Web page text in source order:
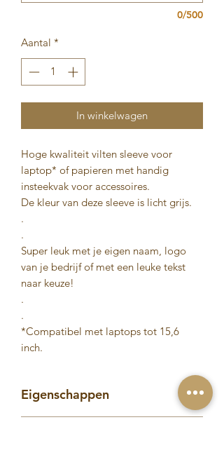
0/500
Aantal *
In winkelwagen
Hoge kwaliteit vilten sleeve voor
laptop* of papieren met handig
insteekvak voor accessoires.
De kleur van deze sleeve is licht grijs.
.
.
Super leuk met je eigen naam, logo
van je bedrijf of met een leuke tekst
naar keuze!
.
.
*Compatibel met laptops tot 15,6
inch.
Eigenschappen